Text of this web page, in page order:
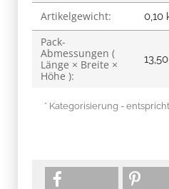
Artikelgewicht: 0,10
Pack-
Abmessungen (
Länge × Breite ×
Höhe ):
* Kategorisierung -